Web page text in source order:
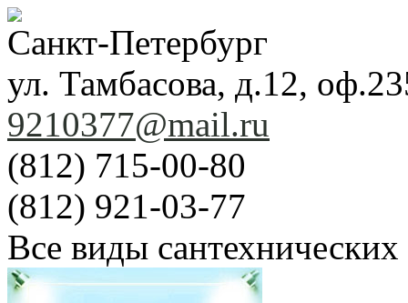
Санкт-Петербург
ул. Тамбасова, д.12,
9210377@mail.ru
(812) 715-00-80
(812) 921-03-77
Все виды